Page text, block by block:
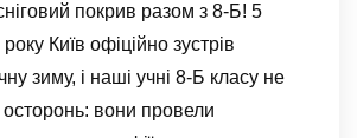
покрив разом з 8-Б! 5
Київ офіційно зустрів
зиму, і наші учні 8-Б класу не
вони провели